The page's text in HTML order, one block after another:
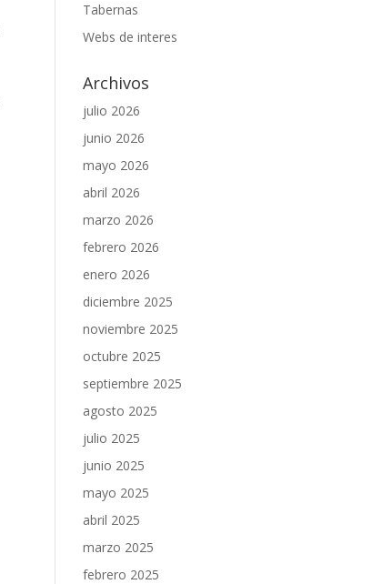
Tabernas
Webs de interes
Archivos
julio 2026
junio 2026
mayo 2026
abril 2026
marzo 2026
febrero 2026
enero 2026
diciembre 2025
noviembre 2025
octubre 2025
septiembre 2025
agosto 2025
julio 2025
junio 2025
mayo 2025
abril 2025
marzo 2025
febrero 2025